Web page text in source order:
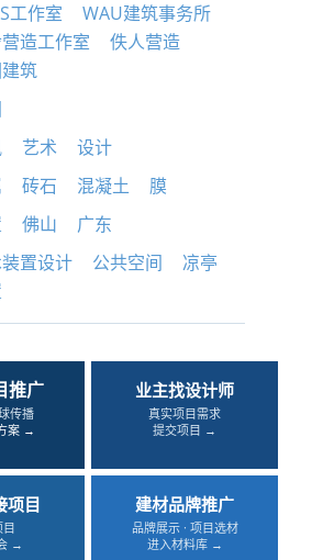
工作室
WAU建筑事务所
造工作室
佚人营造
筑
艺术 设计
砖石 混凝土 膜
佛山 广东
置设计 公共空间
凉亭
推广
传播
案 →
业主找设计师
真实项目需求
提交项目 →
项目
→
建材品牌推广
品牌展示 · 项目选材
进入材料库 →